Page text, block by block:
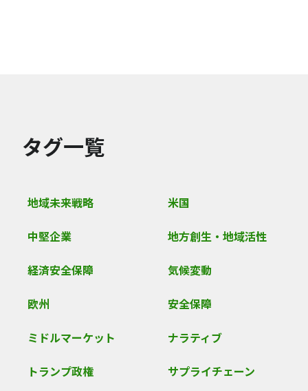
タグ一覧
地域未来戦略 米国
中堅企業 地方創生・地域活性
経済安全保障 気候変動
欧州 安全保障
ミドルマーケット ナラティブ
トランプ政権 サプライチェーン